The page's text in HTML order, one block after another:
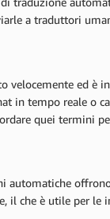
a traduttori
velocemente ed è
in tempo reale o
quei termini
il che è utile per